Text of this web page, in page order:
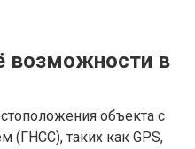
возможности в
объекта с
(ГНСС), таких как GPS,